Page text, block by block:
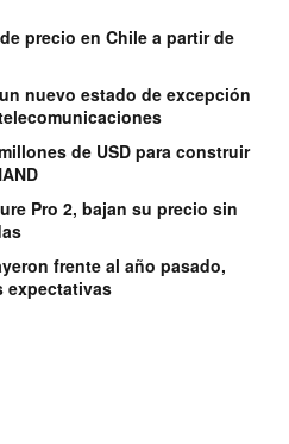
precio en Chile a partir de
nuevo estado de excepción
de USD para construir
Pro 2, bajan su precio sin
frente al año pasado,
expectativas